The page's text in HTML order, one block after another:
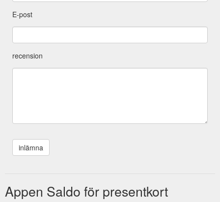
E-post
recension
Appen Saldo för presentkort